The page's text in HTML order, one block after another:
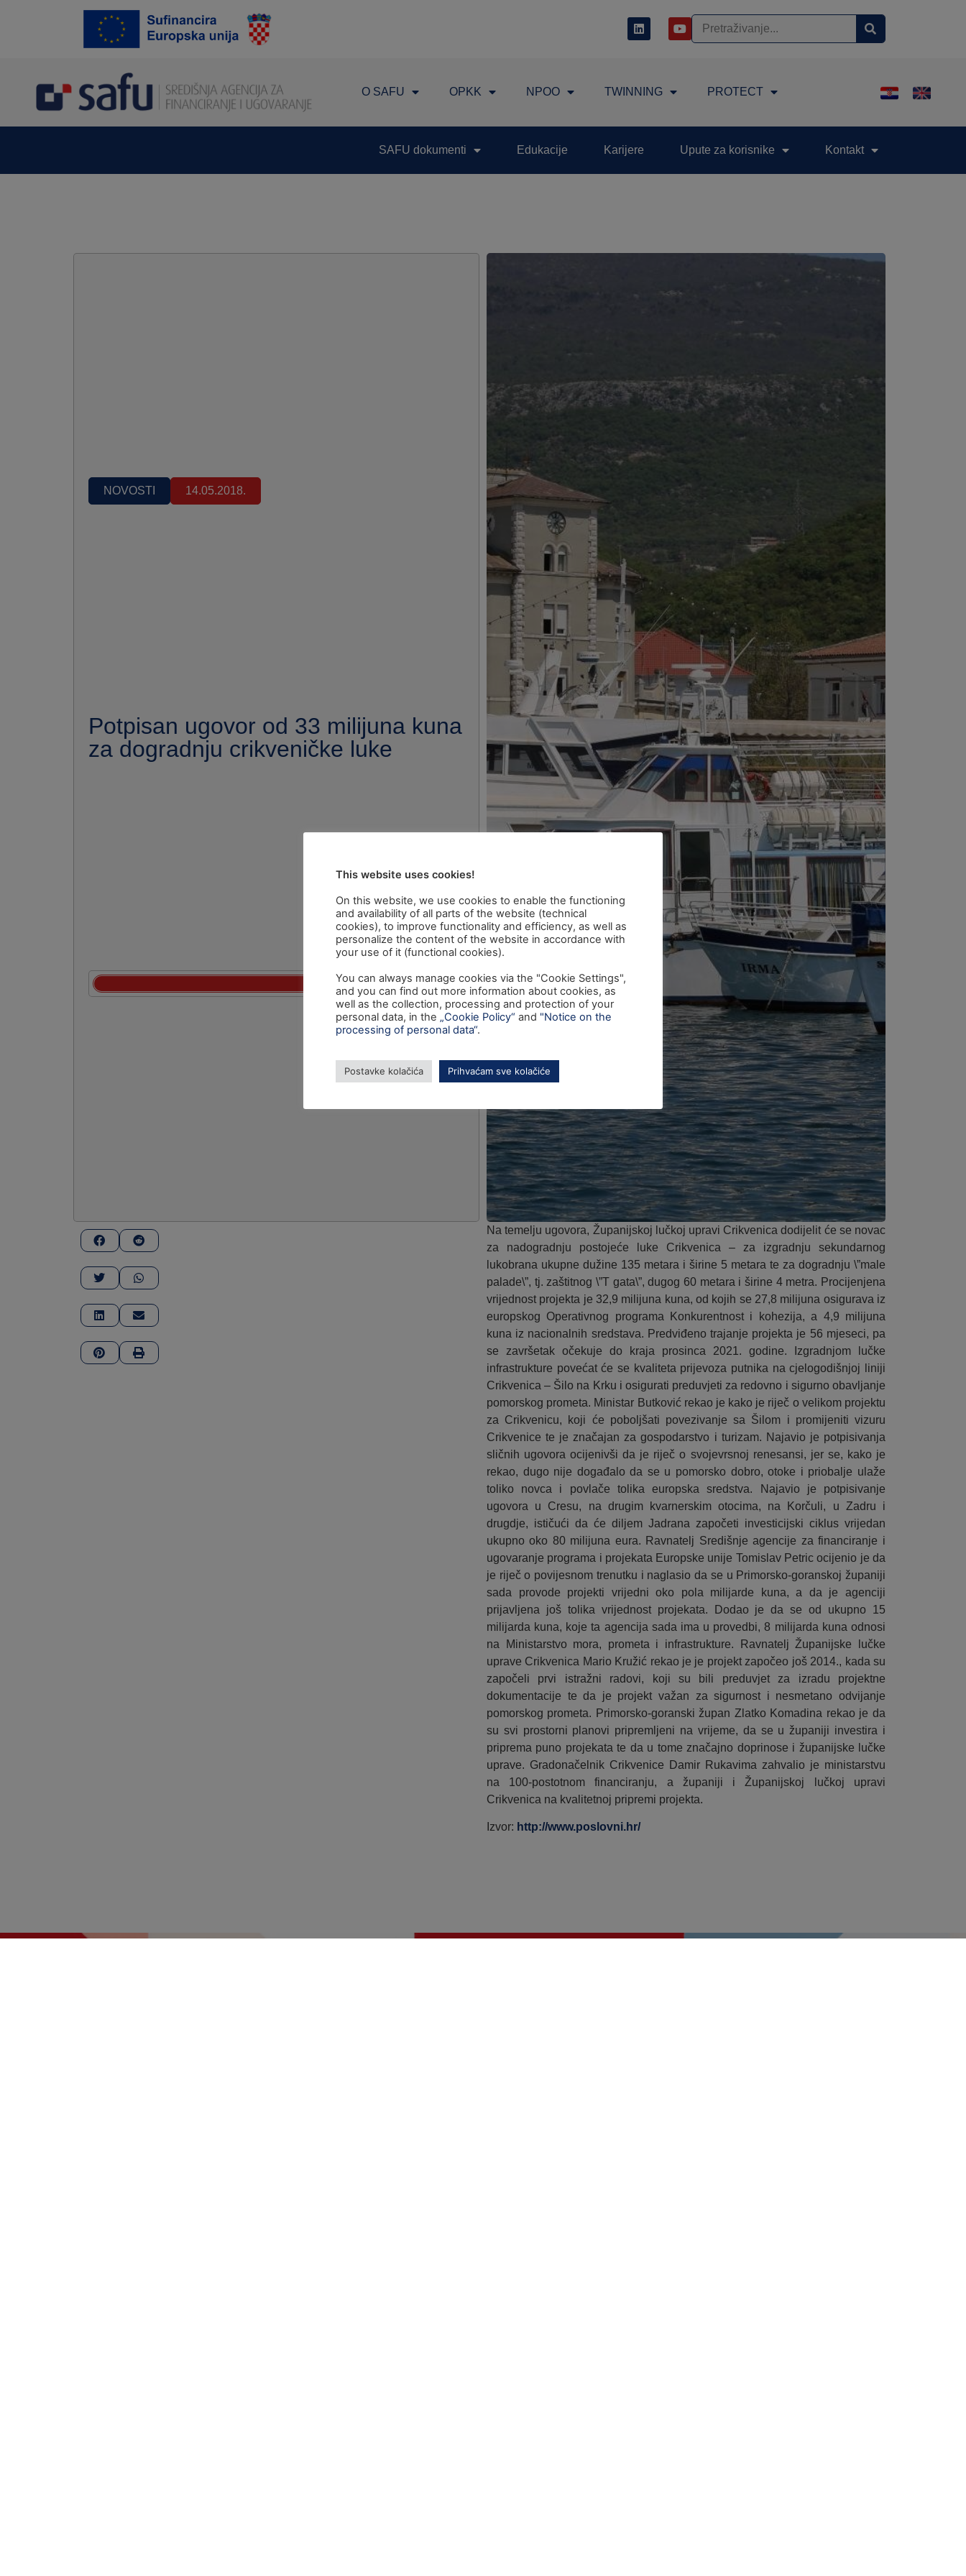
O SAFU OPKK NPOO TWINNING PROTECT
SAFU dokumenti Edukacije Karijere Upute za korisnike Kontakt
NOVOSTI 14.05.2018.
Potpisan ugovor od 33 milijuna kuna
za dogradnju crikveničke luke
Na temelju ugovora, Županijskoj lučkoj upravi Crikvenica dodijelit će se novac
za nadogradnju postojeće luke Crikvenica – za izgradnju sekundarnog
lukobrana ukupne dužine 135 metara i širine 5 metara te za dogradnju \”male
palade\”, tj. zaštitnog \”T gata\”, dugog 60 metara i širine 4 metra. Procijenjena
vrijednost projekta je 32,9 milijuna kuna, od kojih se 27,8 milijuna osigurava iz
europskog Operativnog programa Konkurentnost i kohezija, a 4,9 milijuna
kuna iz nacionalnih sredstava. Predviđeno trajanje projekta je 56 mjeseci, pa
se završetak očekuje do kraja prosinca 2021. godine. Izgradnjom lučke
infrastrukture povećat će se kvaliteta prijevoza putnika na cjelogodišnjoj liniji
Crikvenica – Šilo na Krku i osigurati preduvjeti za redovno i sigurno obavljanje
pomorskog prometa. Ministar Butković rekao je kako je riječ o velikom projektu
za Crikvenicu, koji će poboljšati povezivanje sa Šilom i promijeniti vizuru
Crikvenice te je značajan za gospodarstvo i turizam. Najavio je potpisivanja
sličnih ugovora ocijenivši da je riječ o svojevrsnoj renesansi, jer se, kako je
rekao, dugo nije događalo da se u pomorsko dobro, otoke i priobalje ulaže
toliko novca i povlače tolika europska sredstva. Najavio je potpisivanje
ugovora u Cresu, na drugim kvarnerskim otocima, na Korčuli, u Zadru i
drugdje, ističući da će diljem Jadrana započeti investicijski ciklus vrijedan
ukupno oko 80 milijuna eura. Ravnatelj Središnje agencije za financiranje i
ugovaranje programa i projekata Europske unije Tomislav Petric ocijenio je da
je riječ o povijesnom trenutku i naglasio da se u Primorsko-goranskoj županiji
sada provode projekti vrijedni oko pola milijarde kuna, a da je agenciji
prijavljena još tolika vrijednost projekata. Dodao je da se od ukupno 15
milijarda kuna, koje ta agencija sada ima u provedbi, 8 milijarda kuna odnosi
na Ministarstvo mora, prometa i infrastrukture. Ravnatelj Županijske lučke
uprave Crikvenica Mario Kružić rekao je je projekt započeo još 2014., kada su
započeli prvi istražni radovi, koji su bili preduvjet za izradu projektne
dokumentacije te da je projekt važan za sigurnost i nesmetano odvijanje
pomorskog prometa. Primorsko-goranski župan Zlatko Komadina rekao je da
su svi prostorni planovi pripremljeni na vrijeme, da se u županiji investira i
priprema puno projekata te da u tome značajno doprinose i županijske lučke
uprave. Gradonačelnik Crikvenice Damir Rukavima zahvalio je ministarstvu
na 100-postotnom financiranju, a županiji i Županijskoj lučkoj upravi
Crikvenica na kvalitetnoj pripremi projekta.
Izvor: http://www.poslovni.hr/
This website uses cookies!
On this website, we use cookies to enable the functioning
and availability of all parts of the website (technical
cookies), to improve functionality and efficiency, as well as
personalize the content of the website in accordance with
your use of it (functional cookies).
You can always manage cookies via the "Cookie Settings",
and you can find out more information about cookies, as
well as the collection, processing and protection of your
personal data, in the „Cookie Policy“ and "Notice on the
processing of personal data“.
Postavke kolačića Prihvaćam sve kolačiće